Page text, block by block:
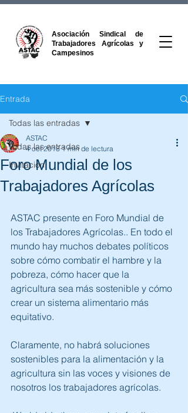
Asociación Sindical de
Trabajadores Agrícolas y
Campesinos
Entrada
Todas las entradas
Invitacion
Todas las entradas
Foro Mundial de los
Trabajadores Agrícolas
ASTAC
4 oct 2018 1 min de lectura
ASTAC presente en Foro Mundial de
los Trabajadores Agrícolas.. En todo el
mundo hay muchos debates políticos
sobre cómo combatir el hambre y la
pobreza, cómo hacer que la
agricultura sea más sostenible y cómo
crear un sistema alimentario más
equitativo.
Claramente, no habrá soluciones
sostenibles para la alimentación y la
agricultura sin las voces y visiones de
nosotros los trabajadores agrícolas.